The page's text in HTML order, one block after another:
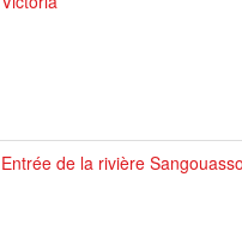
Entrée de la rivière